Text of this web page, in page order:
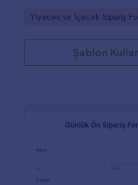
Go to Category:
Yiyecek ve İçecek Sipariş
Şablon